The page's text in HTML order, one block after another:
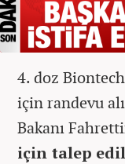
4. doz Biontech
için randevu
Bakanı
için talep